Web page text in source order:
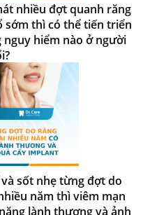
nhiều đợt quanh răng
sớm thì có thể tiến triển
hiểm nào ở người
và sốt nhẹ từng đợt do
năm thì viêm mạn
lành thương và ảnh